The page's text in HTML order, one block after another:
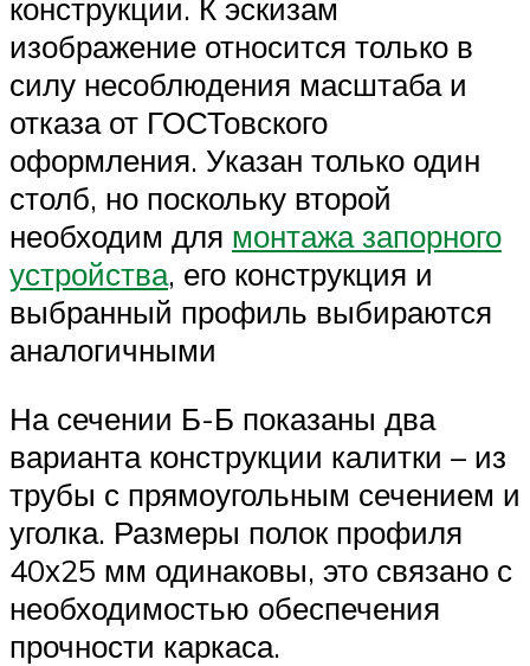
конструкции. К эскизам
изображение относится только в
силу несоблюдения масштаба и
отказа от ГОСТовского
оформления. Указан только один
столб, но поскольку второй
необходим для монтажа запорного
устройства, его конструкция и
выбранный профиль выбираются
аналогичными
На сечении Б-Б показаны два
варианта конструкции калитки – из
трубы с прямоугольным сечением и
уголка. Размеры полок профиля
40х25 мм одинаковы, это связано с
необходимостью обеспечения
прочности каркаса.